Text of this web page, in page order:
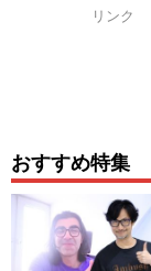
リンク
おすすめ特集